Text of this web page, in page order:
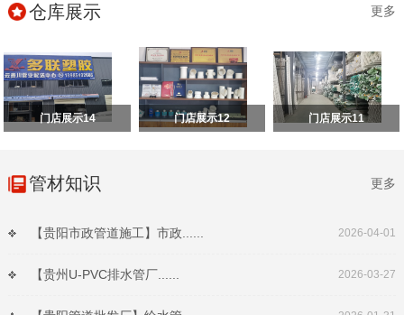
仓库展示 更多
门店展示14 门店展示12 门店展示11
管材知识 更多
【贵阳市政管道施工】市政...... 2026-04-01
【贵州U-PVC排水管厂...... 2026-03-27